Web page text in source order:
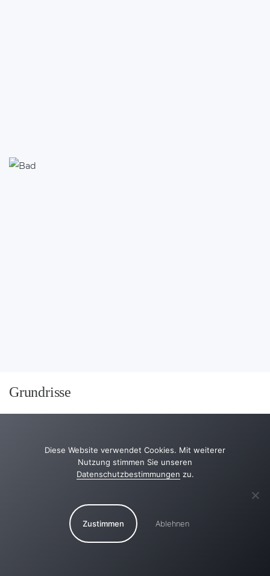
Grundrisse
Diese Website verwendet Cookies. Mit weiterer
Nutzung stimmen Sie unseren
Datenschutzbestimmungen zu.
Zustimmen Ablehnen